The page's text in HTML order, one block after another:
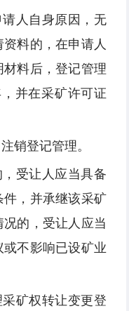
人自身原因，无
料的，在申请人
料后，登记管理
并在采矿许可证
销登记管理。
受让人应当具备
，并承继该采矿
的，受让人应当
不影响已设矿业
矿权转让变更登